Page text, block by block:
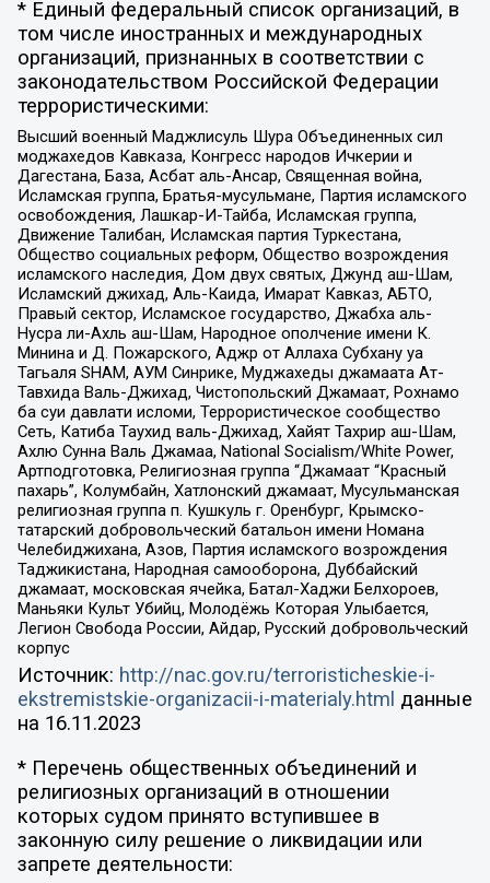
* Единый федеральный список организаций, в
том числе иностранных и международных
организаций, признанных в соответствии с
законодательством Российской Федерации
террористическими:
Высший военный Маджлисуль Шура Объединенных сил
моджахедов Кавказа, Конгресс народов Ичкерии и
Дагестана, База, Асбат аль-Ансар, Священная война,
Исламская группа, Братья-мусульмане, Партия исламского
освобождения, Лашкар-И-Тайба, Исламская группа,
Движение Талибан, Исламская партия Туркестана,
Общество социальных реформ, Общество возрождения
исламского наследия, Дом двух святых, Джунд аш-Шам,
Исламский джихад, Аль-Каида, Имарат Кавказ, АБТО,
Правый сектор, Исламское государство, Джабха аль-
Нусра ли-Ахль аш-Шам, Народное ополчение имени К.
Минина и Д. Пожарского, Аджр от Аллаха Субхану уа
Тагьаля SHAM, АУМ Синрике, Муджахеды джамаата Ат-
Тавхида Валь-Джихад, Чистопольский Джамаат, Рохнамо
ба суи давлати исломи, Террористическое сообщество
Сеть, Катиба Таухид валь-Джихад, Хайят Тахрир аш-Шам,
Ахлю Сунна Валь Джамаа, National Socialism/White Power,
Артподготовка, Религиозная группа “Джамаат “Красный
пахарь”, Колумбайн, Хатлонский джамаат, Мусульманская
религиозная группа п. Кушкуль г. Оренбург, Крымско-
татарский добровольческий батальон имени Номана
Челебиджихана, Азов, Партия исламского возрождения
Таджикистана, Народная самооборона, Дуббайский
джамаат, московская ячейка, Батал-Хаджи Белхороев,
Маньяки Культ Убийц, Молодёжь Которая Улыбается,
Легион Свобода России, Айдар, Русский добровольческий
корпус
Источник: http://nac.gov.ru/terroristicheskie-i-
ekstremistskie-organizacii-i-materialy.html данные
на 16.11.2023
* Перечень общественных объединений и
религиозных организаций в отношении
которых судом принято вступившее в
законную силу решение о ликвидации или
запрете деятельности: